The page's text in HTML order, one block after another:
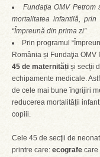
Fundaţia OMV
mortalitatea infantilă,
“Împreună din prima zi”
Prin programul
România și Fundaţia
45 de maternități și secții
echipamente medicale.
de cele mai bune îngrijiri
reducerea mortalității
copiii.
Cele 45 de secţii de
printre care: ecografe care